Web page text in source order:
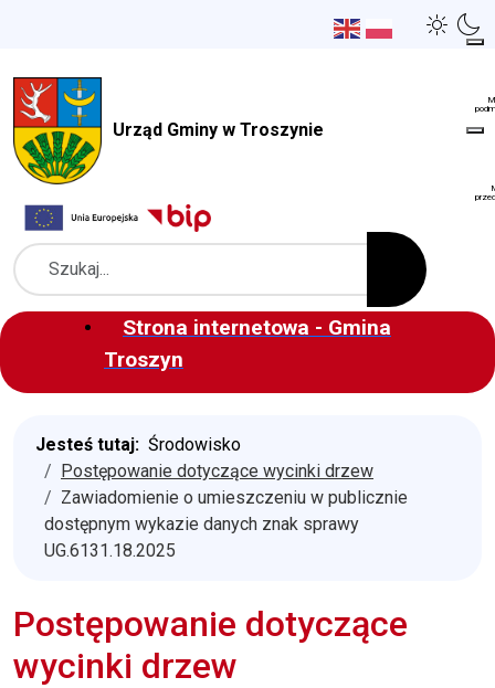
Urząd Gminy w Troszynie
Szukaj
Strona internetowa - Gmina
Troszyn
Jesteś tutaj: Środowisko
Postępowanie dotyczące wycinki drzew
Zawiadomienie o umieszczeniu w publicznie
dostępnym wykazie danych znak sprawy
UG.6131.18.2025
Postępowanie dotyczące
wycinki drzew